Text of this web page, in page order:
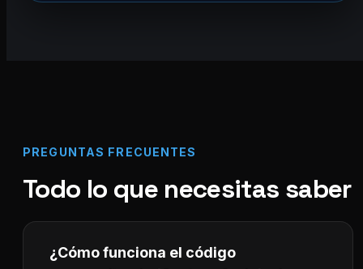
PREGUNTAS FRECUENTES
Todo lo que necesitas saber
¿Cómo funciona el código